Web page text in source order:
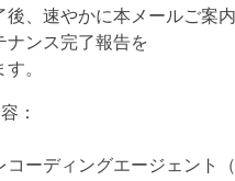
後、速やかに本メールご案
ナンス完了報告を
。
：
コーディングエージェント（